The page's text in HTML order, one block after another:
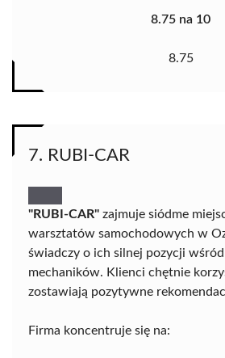
8.75 na 10
8.75
7. RUBI-CAR
"RUBI-CAR" zajmuje siódme
warsztatów samochodowych w
świadczy o ich silnej pozycji
mechaników. Klienci chętnie
zostawiają pozytywne
Firma koncentruje się na: